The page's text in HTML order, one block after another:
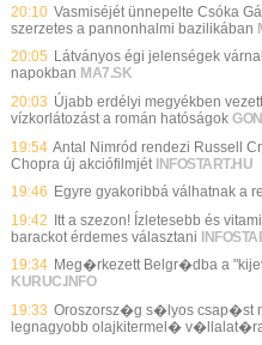
20:10 Vasmiséjét ünnepelte Csóka
szerzetes a pannonhalmi bazilikában
20:05 Látványos égi jelenségek
napokban MA7.SK
20:03 Újabb erdélyi megyékben
vízkorlátozást a román hatóságok
19:54 Antal Nimród rendezi Russell
Chopra új akciófilmjét INFOSTART.HU
19:46 Egyre gyakoribbá válhatnak a
19:42 Itt a szezon! Ízletesebb és
barackot érdemes választani
19:34 Meg�rkezett Belgr�dba a
KURUC.INFO
19:33 Oroszorsz�g s�lyos csap�st
legnagyobb olajkitermel�